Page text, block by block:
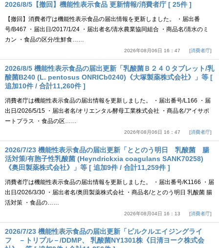
2026/8/5【撤回】機能性表示食品 更新情報/消費者庁 [ 25件 ]
【撤回】消費者庁は機能性表示食品の届出情報を更新しました。 ・届出番
号/B467 ・届出日/2017/1/24 ・届出者名/清水農業協同組合 ・商品名/清水のミ
カン ・食品の区分/生鮮食……
2026年08月06日 16：47 消費者庁
2026/8/5 機能性表示食品の届出更新「乳酸菌Ｂ２４０タブレット/乳
酸菌B240 (L. pentosus ONRICb0240)《大塚製薬株式会社》」等 [
追加10件 / 合計11,260件 ]
消費者庁は機能性表示食品の届出情報を更新しました。 ・届出番号/L166 ・届
出日/2026/5/15 ・届出者名/オリエンタル酵母工業株式会社 ・商品名/アイサポ
ートプラス ・食品の区……
2026年08月06日 16：47 消費者庁
2026/7/23 機能性表示食品の届出更新「ととのう明日 乳酸菌 腸
活対策/有胞子性乳酸菌 (Heyndrickxia coagulans SANK70258)
《奥田製薬株式会社》」等 [ 追加9件 / 合計11,259件 ]
消費者庁は機能性表示食品の届出情報を更新しました。 ・届出番号/K1166 ・届
出日/2026/3/30 ・届出者名/奥田製薬株式会社 ・商品名/ととのう明日 乳酸菌 腸
活対策 ・食品の……
2026年08月04日 16：13 消費者庁
2026/7/23 機能性表示食品の届出更新「ピルクルエイジングライ
フ －トリプル－/DDMP、 乳酸菌NY1301株《日清ヨーク株式会